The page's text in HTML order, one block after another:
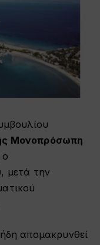
Μονοπρόσωπη
ο
, μετά την
απομακρυνθεί